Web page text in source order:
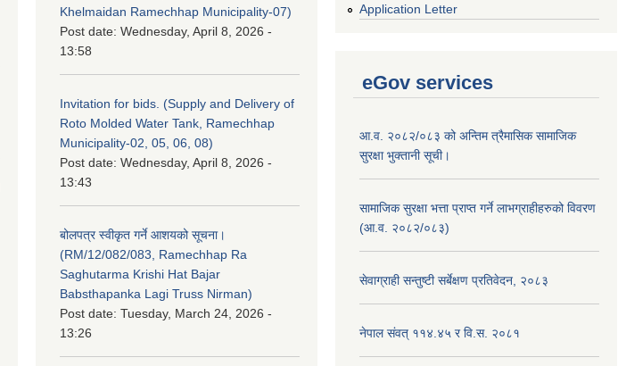
Khelmaidan Ramechhap Municipality-07)
Post date: Wednesday, April 8, 2026 -
13:58
Invitation for bids. (Supply and Delivery of
Roto Molded Water Tank, Ramechhap
Municipality-02, 05, 06, 08)
Post date: Wednesday, April 8, 2026 -
13:43
बोलपत्र स्वीकृत गर्ने आशयको सूचना।
(RM/12/082/083, Ramechhap Ra
Saghutarma Krishi Hat Bajar
Babsthapanka Lagi Truss Nirman)
Post date: Tuesday, March 24, 2026 -
13:26
Application Letter
eGov services
आ.व. २०८२/०८३ को अन्तिम त्रैमासिक सामाजिक
सुरक्षा भुक्तानी सूची।
सामाजिक सुरक्षा भत्ता प्राप्त गर्ने लाभग्राहीहरुको विवरण
(आ.व. २०८२/०८३)
सेवाग्राही सन्तुष्टी सर्बेक्षण प्रतिवेदन, २०८३
नेपाल संवत् ११४.४५ र वि.स. २०८१